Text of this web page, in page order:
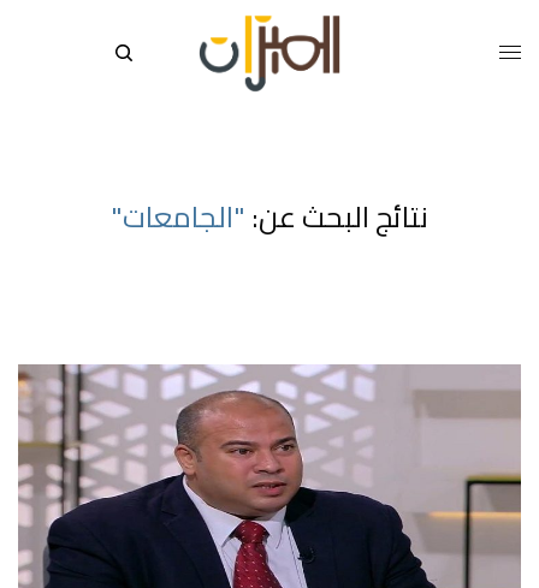
نتائج البحث عن: "الجامعات"